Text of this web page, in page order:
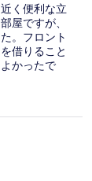
く便利な立
屋ですが、
。フロント
借りること
かったで